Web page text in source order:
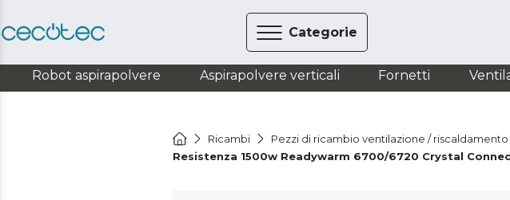
Categorie
Robot aspirapolvere Aspirapolvere verticali Fornetti
Ricambi Pezzi di ricambio ventilazione / riscaldamento
Resistenza 1500w Readywarm 6700/6720 Crystal